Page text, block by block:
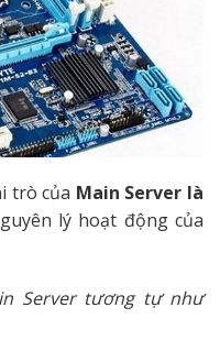
trò của Main Server là
lý hoạt động của
Server tương tự như